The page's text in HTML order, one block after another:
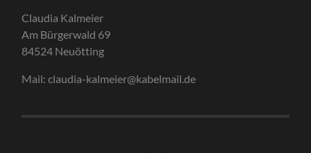
Claudia Kalmeier
Am Bürgerwald 69
84524 Neuötting
Mail: claudia-kalmeier@kabelmail.de